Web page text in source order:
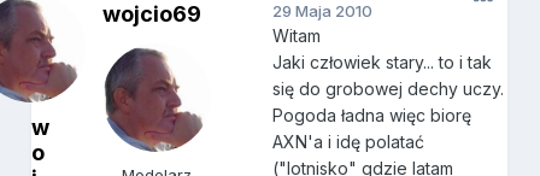
w
o
wojcio69
29 Maja 2010
Witam
Jaki człowiek stary... to i tak
się do grobowej dechy uczy.
Pogoda ładna więc biorę
AXN'a i idę polatać
("lotnisko" gdzie latam